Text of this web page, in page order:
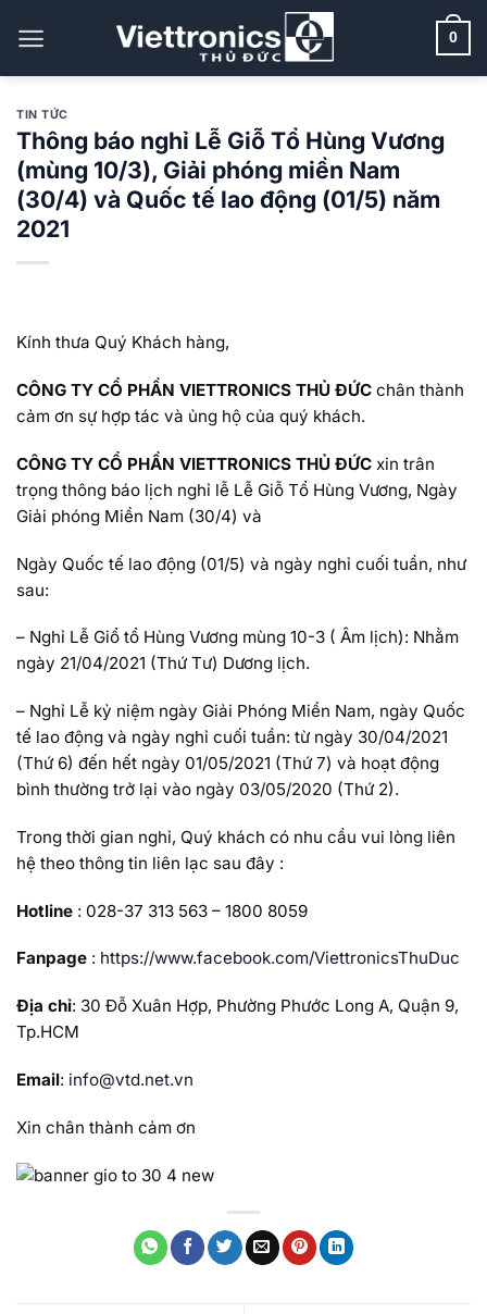
qua
0
TIN TỨC
Thông báo nghỉ Lễ Giỗ Tổ Hùng Vương
(mùng 10/3), Giải phóng miền Nam
(30/4) và Quốc tế lao động (01/5) năm
2021
Kính thưa Quý Khách hàng,
CÔNG TY CỔ PHẦN VIETTRONICS THỦ ĐỨC chân thành
cảm ơn sự hợp tác và ủng hộ của quý khách.
CÔNG TY CỔ PHẦN VIETTRONICS THỦ ĐỨC xin trân
trọng thông báo lịch nghỉ lễ Lễ Giỗ Tổ Hùng Vương, Ngày
Giải phóng Miền Nam (30/4) và
Ngày Quốc tế lao động (01/5) và ngày nghỉ cuối tuần, như
sau:
– Nghỉ Lễ Giổ tổ Hùng Vương mùng 10-3 ( Âm lịch): Nhằm
ngày 21/04/2021 (Thứ Tư) Dương lịch.
– Nghỉ Lễ kỷ niệm ngày Giải Phóng Miền Nam, ngày Quốc
tế lao động và ngày nghỉ cuối tuần: từ ngày 30/04/2021
(Thứ 6) đến hết ngày 01/05/2021 (Thứ 7) và hoạt động
bình thường trở lại vào ngày 03/05/2020 (Thứ 2).
Trong thời gian nghỉ, Quý khách có nhu cầu vui lòng liên
hệ theo thông tin liên lạc sau đây :
Hotline : 028-37 313 563 – 1800 8059
Fanpage : https://www.facebook.com/ViettronicsThuDuc
Địa chỉ: 30 Đỗ Xuân Hợp, Phường Phước Long A, Quận 9,
Tp.HCM
Email: info@vtd.net.vn
Xin chân thành cảm ơn